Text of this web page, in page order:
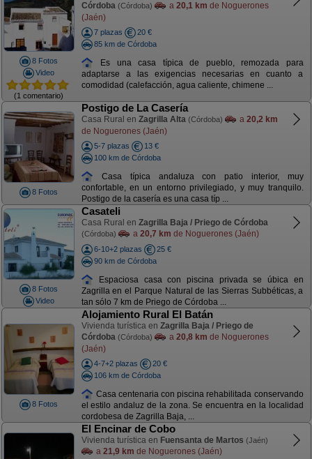
8 Fotos
Video
(1 comentario)
Córdoba (Córdoba) a 20,1 km de Noguerones
(Jaén)
7 plazas
20 €
85 km de Córdoba
Es una casa típica de pueblo, remozada para
adaptarse a las exigencias necesarias en cuanto a
comodidad (calefacción, agua caliente, chimene ...
8 Fotos
Postigo de La Casería
Casa Rural en Zagrilla Alta (Córdoba) a 20,2 km
de Noguerones (Jaén)
5-7 plazas
13 €
100 km de Córdoba
Casa típica andaluza con patio interior, muy
confortable, en un entorno privilegiado, y muy tranquilo.
Postigo de la casería es una casa típ ...
8 Fotos
Video
Casateli
Casa Rural en Zagrilla Baja / Priego de Córdoba
(Córdoba) a 20,7 km de Noguerones (Jaén)
6-10+2 plazas
25 €
90 km de Córdoba
Espaciosa casa con piscina privada se úbica en
Zagrilla en el Parque Natural de las Sierras Subbéticas, a
tan sólo 7 km de Priego de Córdoba ...
8 Fotos
Alojamiento Rural El Batán
Vivienda turística en Zagrilla Baja / Priego de
Córdoba (Córdoba) a 20,8 km de Noguerones
(Jaén)
4-7+2 plazas
20 €
106 km de Córdoba
Casa centenaria con piscina rehabilitada conservando
el estilo andaluz de la zona. Se encuentra en la localidad
cordobesa de Zagrilla Baja, ...
El Encinar de Cobo
Vivienda turística en Fuensanta de Martos (Jaén)
a 21,9 km de Noguerones (Jaén)